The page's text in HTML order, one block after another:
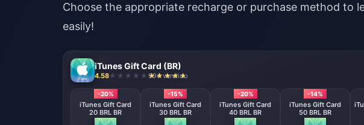
Choose the appropriate recharge or purchase method to
easily!
iTunes Gift Card (BR)
4.58 994 vendido
-20%
iTunes Gift Card
20 BRL BR
-15%
iTunes Gift Card
30 BRL BR
-20%
iTunes Gift Card
40 BRL BR
-14%
iTunes Gift Card
50 BRL BR